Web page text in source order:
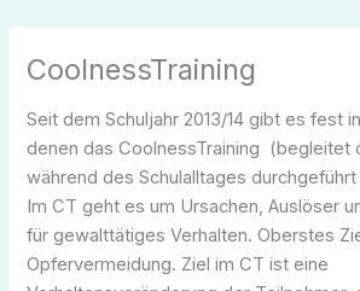
CoolnessTraining
Seit dem Schuljahr 2013/14 gibt es fest
denen das CoolnessTraining (begleitet
während des Schulalltages
Im CT geht es um Ursachen, Auslöser
für gewalttätiges Verhalten. Oberstes
Opfervermeidung. Ziel im CT ist eine